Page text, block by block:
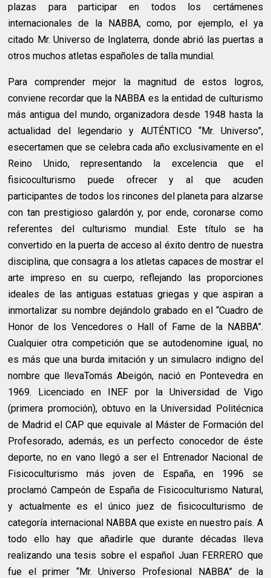
plazas para participar en todos los certámenes
internacionales de la NABBA, como, por ejemplo, el ya
citado Mr. Universo de Inglaterra, donde abrió las puertas a
otros muchos atletas españoles de talla mundial.
Para comprender mejor la magnitud de estos logros,
conviene recordar que la NABBA es la entidad de culturismo
más antigua del mundo, organizadora desde 1948 hasta la
actualidad del legendario y AUTÉNTICO “Mr. Universo”,
esecertamen que se celebra cada año exclusivamente en el
Reino Unido, representando la excelencia que el
fisicoculturismo puede ofrecer y al que acuden
participantes de todos los rincones del planeta para alzarse
con tan prestigioso galardón y, por ende, coronarse como
referentes del culturismo mundial. Este título se ha
convertido en la puerta de acceso al éxito dentro de nuestra
disciplina, que consagra a los atletas capaces de mostrar el
arte impreso en su cuerpo, reflejando las proporciones
ideales de las antiguas estatuas griegas y que aspiran a
inmortalizar su nombre dejándolo grabado en el “Cuadro de
Honor de los Vencedores o Hall of Fame de la NABBA”.
Cualquier otra competición que se autodenomine igual, no
es más que una burda imitación y un simulacro indigno del
nombre que llevaTomás Abeigón, nació en Pontevedra en
1969. Licenciado en INEF por la Universidad de Vigo
(primera promoción), obtuvo en la Universidad Politécnica
de Madrid el CAP que equivale al Máster de Formación del
Profesorado, además, es un perfecto conocedor de éste
deporte, no en vano llegó a ser el Entrenador Nacional de
Fisicoculturismo más joven de España, en 1996 se
proclamó Campeón de España de Fisicoculturismo Natural,
y actualmente es el único juez de fisicoculturismo de
categoría internacional NABBA que existe en nuestro país. A
todo ello hay que añadirle que durante décadas lleva
realizando una tesis sobre el español Juan FERRERO que
fue el primer “Mr. Universo Profesional NABBA” de la